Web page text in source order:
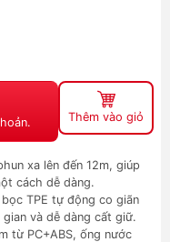
Thêm vào giỏ
xa lên đến 12m, giúp
cách dễ dàng.
TPE tự động co giãn
và dễ dàng cất giữ.
từ PC+ABS, ống nước